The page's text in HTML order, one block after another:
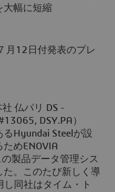
大幅に短縮
月12日付発表のプレ
仏パリ DS -
DSY.PA）
Hyundai Steelが設
めENOVIA
製品データ管理シス
。このたび新しく導
同社はタイム・ト